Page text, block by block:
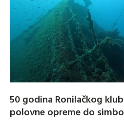
50 godina Ronilačkog
polovne opreme do